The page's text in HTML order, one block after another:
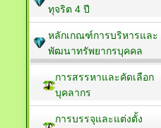
ทุจริต 4 ปี
หลักเกณฑ์การบริหารและ
พัฒนาทรัพยากรบุคคล
การสรรหาและคัดเลือก
บุคลากร
การบรรจุและแต่งตั้ง